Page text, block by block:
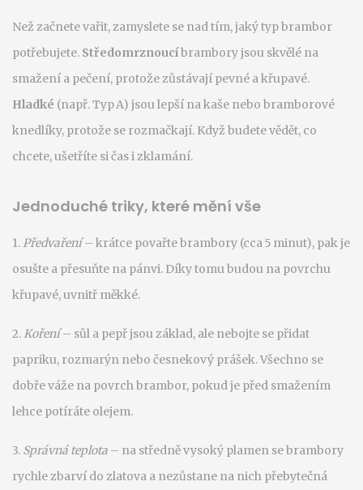
Než začnete vařit, zamyslete se nad tím, jaký typ brambor
potřebujete. Středomrznoucíbrambory jsou skvělé na
smažení a pečení, protože zůstávají pevné a křupavé.
Hladké (např. Typ A) jsou lepší na kaše nebo bramborové
knedlíky, protože se rozmačkají. Když budete vědět, co
chcete, ušetříte si čas i zklamání.
Jednoduché triky, které mění vše
1.Předvaření– krátce povařte brambory (cca 5 minut), pak je
osušte a přesuňte na pánvi. Díky tomu budou na povrchu
křupavé, uvnitř měkké.
2.Koření– sůl a pepř jsou základ, ale nebojte se přidat
papriku, rozmarýn nebo česnekový prášek. Všechno se
dobře váže na povrch brambor, pokud je před smažením
lehce potíráte olejem.
3. Správná teplota – na středně vysoký plamen se brambory
rychle zbarví do zlatova a nezůstane na nich přebytečná